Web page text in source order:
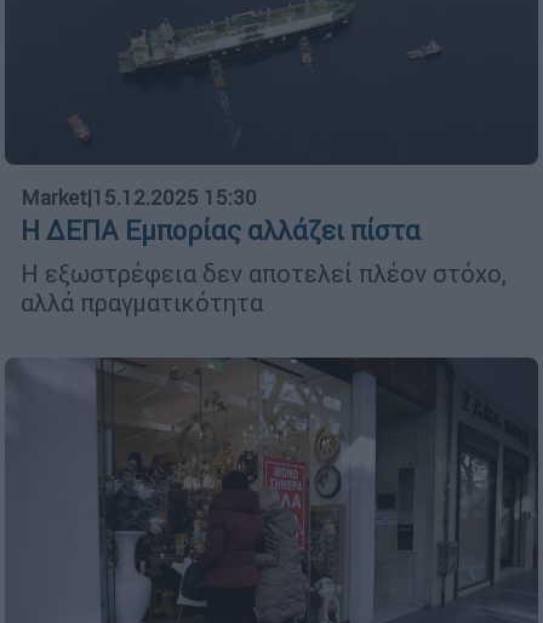
Market|15.12.2025 15:30
Η ΔΕΠΑ Εμπορίας αλλάζει πίστα
Η εξωστρέφεια δεν αποτελεί πλέον στόχο,
αλλά πραγματικότητα